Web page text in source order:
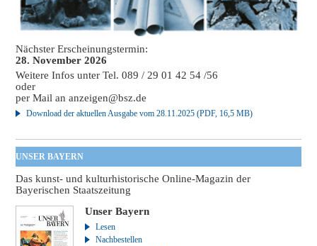
Nächster Erscheinungstermin:
28. November 2026
Weitere Infos unter Tel. 089 / 29 01 42 54 /56
oder
per Mail ananzeigen@bsz.de
Download der aktuellen Ausgabe vom 28.11.2025 (PDF, 16,5 MB)
UNSER BAYERN
Das kunst- und kulturhistorische Online-Magazin der
Bayerischen Staatszeitung
Unser Bayern
Lesen
Nachbestellen